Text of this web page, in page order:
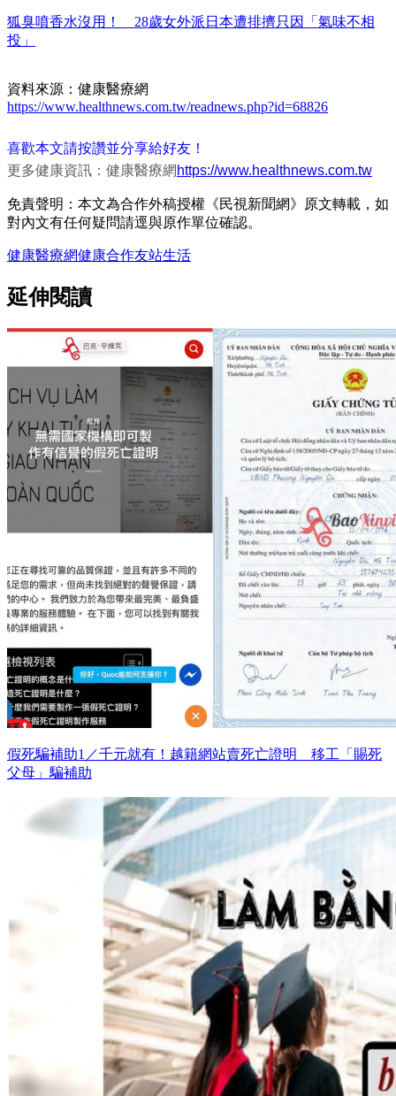
狐臭噴香水沒用！ 28歲女外派日本遭排擠只因「氣味不相
投」
資料來源：健康醫療網
https://www.healthnews.com.tw/readnews.php?id=68826
喜歡本文請按讚並分享給好友！
更多健康資訊：健康醫療網 https://www.healthnews.com.tw
免責聲明：本文為合作外稿授權《民視新聞網》原文轉載，如
對內文有任何疑問請逕與原作單位確認。
健康醫療網健康合作友站生活
延伸閱讀
假死騙補助1／千元就有！越籍網站賣死亡證明 移工「賜死
父母」騙補助